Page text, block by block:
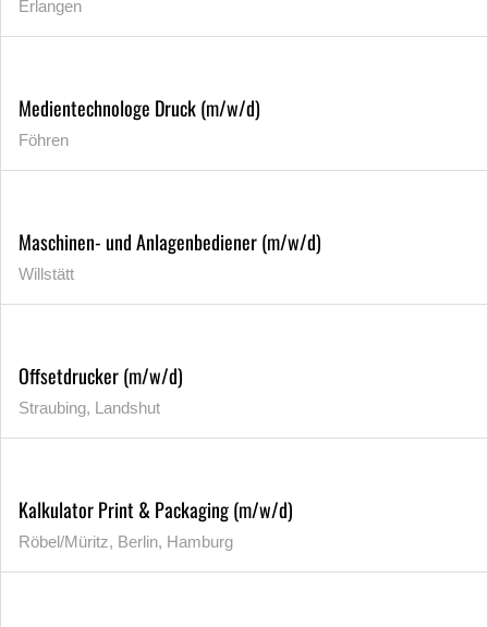
Erlangen
Medientechnologe Druck (m/w/d)
Föhren
Maschinen- und Anlagenbediener (m/w/d)
Willstätt
Offsetdrucker (m/w/d)
Straubing, Landshut
Kalkulator Print & Packaging (m/w/d)
Röbel/Müritz, Berlin, Hamburg